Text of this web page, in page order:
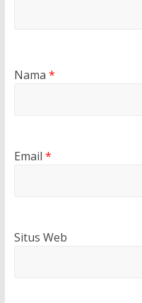
Nama *
Email *
Situs Web